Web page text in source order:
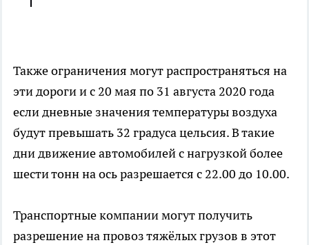
Также ограничения могут распространяться на
эти дороги и с 20 мая по 31 августа 2020 года
если дневные значения температуры воздуха
будут превышать 32 градуса цельсия. В такие
дни движение автомобилей с нагрузкой более
шести тонн на ось разрешается с 22.00 до 10.00.
Транспортные компании могут получить
разрешение на провоз тяжёлых грузов в этот